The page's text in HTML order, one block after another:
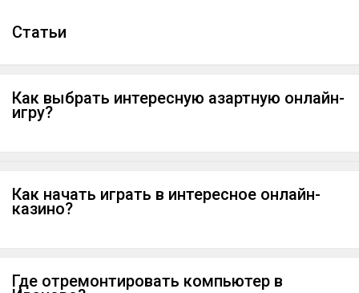
Cтатьи
Как выбрать интересную азартную онлайн-
игру?
Как начать играть в интересное онлайн-
казино?
Где отремонтировать компьютер в